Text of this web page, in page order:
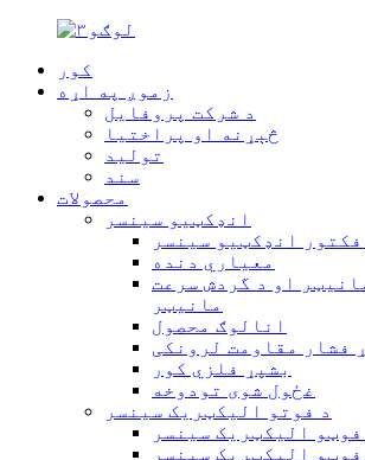
کور
زموږ په اړه
د شرکت پروفایل
څېړنه او پراختیا
تولید
سند
محصولات
انډکټیو سینسر
انډکټیو سینسر
معیاري دنده
او د گردش سرعت
مانیټر
انالوګ محصول
فشار مقاومت لرونکی
بشپړ فلزي کور
غځول شوی تودوخه
د فوتو الیکټریک سینسر
الیکټریک سینسر
الیکټریک سینسر